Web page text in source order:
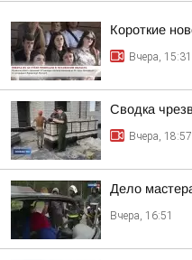
Короткие
Вчера, 15:31
Сводка
Вчера, 18:57
Дело
Вчера, 16:51